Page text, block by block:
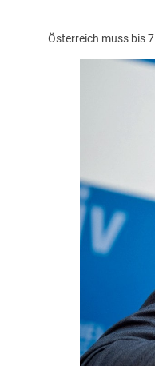
Österreich muss bis 7